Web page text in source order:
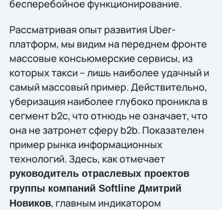
бесперебойное функционирование.
Рассматривая опыт развития Uber-
платформ, мы видим на переднем фронте
массовые консьюмерские сервисы, из
которых такси – лишь наиболее удачный и
самый массовый пример. Действительно,
уберизация наиболее глубоко проникла в
сегмент b2c, что отнюдь не означает, что
она не затронет сферу b2b. Показателен
пример рынка информационных
технологий. Здесь, как отмечает
руководитель отраслевых проектов
группы компаний Softline Дмитрий
Новиков, главным индикатором